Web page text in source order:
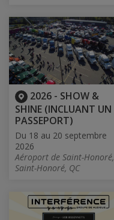
2026 - SHOW &
SHINE (INCLUANT UN
PASSEPORT)
Du 18 au 20 septembre
2026
Aéroport de Saint-Honoré,
Saint-Honoré, QC